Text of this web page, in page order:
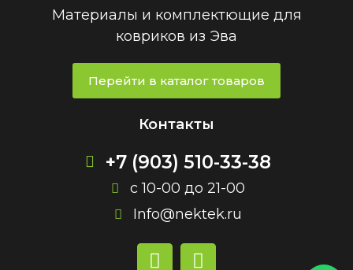
Материалы и комплектющие для
ковриков из Эва
Перейти в каталог товаров
Контакты
+7 (903) 510-33-38
с 10-00 до 21-00
Info@nektek.ru